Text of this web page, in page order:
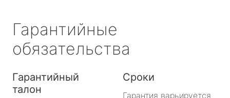
Гарантийные
обязательства
Гарантийный
талон
Сроки
Гарантия варьируется